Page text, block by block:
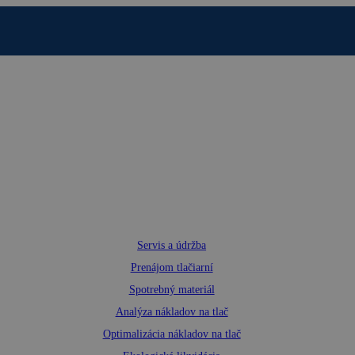
Servis a údržba
Prenájom tlačiarní
Spotrebný materiál
Analýza nákladov na tlač
Optimalizácia nákladov na tlač